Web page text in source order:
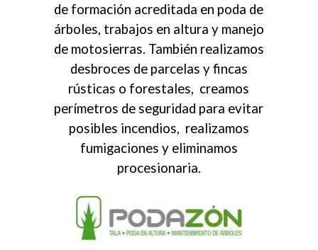
de formación acreditada en poda de
árboles, trabajos en altura y manejo
de motosierras. También realizamos
desbroces de parcelas y fincas
rústicas o forestales, creamos
perímetros de seguridad para evitar
posibles incendios, realizamos
fumigaciones y eliminamos
procesionaria.